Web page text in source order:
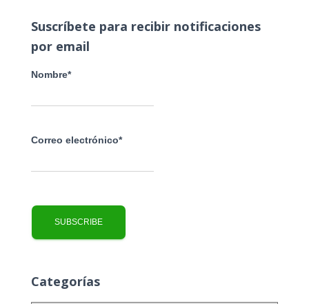
r
:
Suscríbete para recibir notificaciones
por email
Nombre*
Correo electrónico*
Categorías